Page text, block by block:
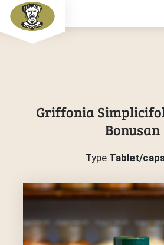
Griffonia
Bonusan
Type Tablet/